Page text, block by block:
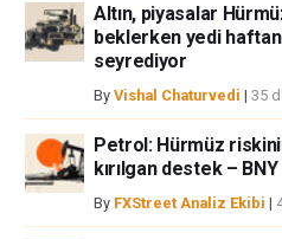
Altın, piyasalar
beklerken yedi
seyrediyor
By Vishal Chaturvedi | 35
Petrol: Hürmüz
kırılgan destek – BNY
By FXStreet Analiz Ekibi |